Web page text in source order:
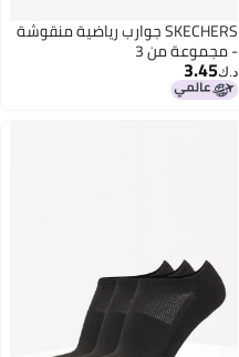
SKECHERS جوارب رياضية منقوشة
- مجموعة من 3
د.ك‏3.45